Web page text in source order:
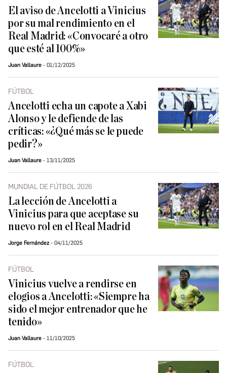
El aviso de Ancelotti a Vinicius
por su mal rendimiento en el
Real Madrid: «Convocaré a otro
que esté al 100%»
Juan Vallaure 01/12/2025
FÚTBOL
Ancelotti echa un capote a Xabi
Alonso y le defiende de las
críticas: «¿Qué más se le puede
pedir?»
Juan Vallaure 13/11/2025
MUNDIAL DE FÚTBOL 2026
La lección de Ancelotti a
Vinicius para que aceptase su
nuevo rol en el Real Madrid
Jorge Fernández 04/11/2025
FÚTBOL
Vinicius vuelve a rendirse en
elogios a Ancelotti: «Siempre ha
sido el mejor entrenador que he
tenido»
Juan Vallaure 11/10/2025
FÚTBOL